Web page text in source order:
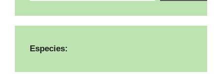
Especies: